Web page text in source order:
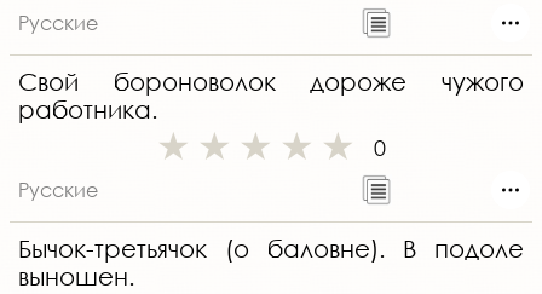
Русские
Свой бороноволок дороже чужого
работника.
0
Русские
Бычок-третьячок (о баловне). В подоле
выношен.